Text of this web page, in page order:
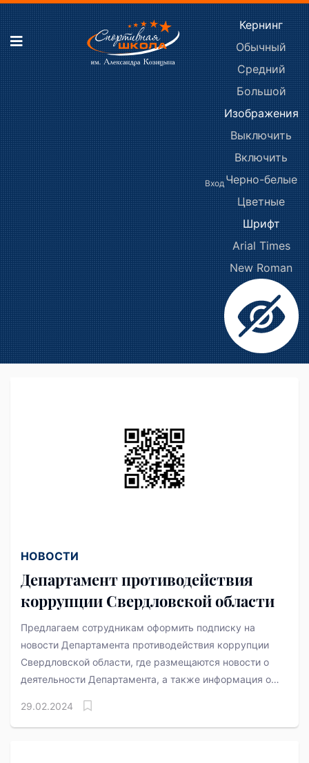
Кернинг
Обычный
Средний
Большой
Изображения
Выключить
Включить
Черно-белые
Цветные
Шрифт
Arial Times
New Roman
Вход
НОВОСТИ
Департамент противодействия
коррупции Свердловской области
Предлагаем сотрудникам оформить подписку на
новости Департамента противодействия коррупции
Свердловской области, где размещаются новости о
деятельности Департамента, а также информация о
противодействии коррупции.
29.02.2024